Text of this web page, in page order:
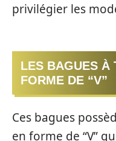
privilégier les
LES BAGUES À
FORME DE “V”
Ces bagues
en forme de “V”